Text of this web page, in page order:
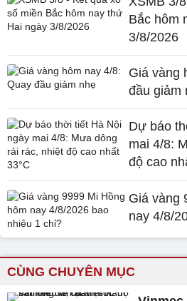
Bắc hôm
3/8/2026
Giá vàng
đầu giảm
Dự báo
mai 4/8:
độ cao
Giá vàng
nay 4/8/
CÙNG CHUYÊN MỤC